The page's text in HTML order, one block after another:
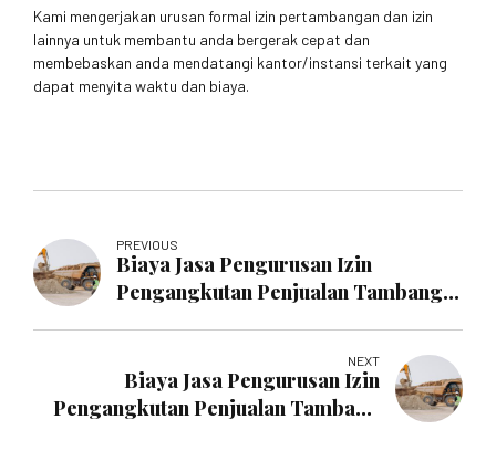
Kami mengerjakan urusan formal izin pertambangan dan izin
lainnya untuk membantu anda bergerak cepat dan
membebaskan anda mendatangi kantor/instansi terkait yang
dapat menyita waktu dan biaya.
PREVIOUS
Biaya Jasa Pengurusan Izin
Pengangkutan Penjualan Tambang
NEXT
Biaya Jasa Pengurusan Izin
Pengangkutan Penjualan Tambang